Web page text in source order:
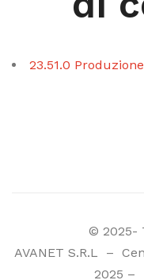
23.51.0
© 2025-
AVANET S.R.L
–
2025 –